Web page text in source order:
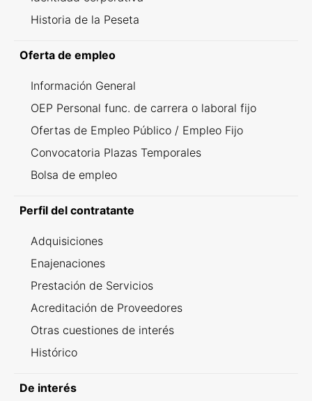
Historia de la Peseta
Oferta de empleo
Información General
OEP Personal func. de carrera o laboral fijo
Ofertas de Empleo Público / Empleo Fijo
Convocatoria Plazas Temporales
Bolsa de empleo
Perfil del contratante
Adquisiciones
Enajenaciones
Prestación de Servicios
Acreditación de Proveedores
Otras cuestiones de interés
Histórico
De interés